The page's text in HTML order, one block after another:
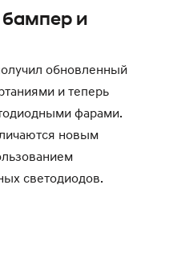
и
обновленный
и теперь
фарами.
новым
светодиодов.